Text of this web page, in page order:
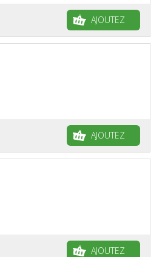
AJOUTEZ
AJOUTEZ
AJOUTEZ